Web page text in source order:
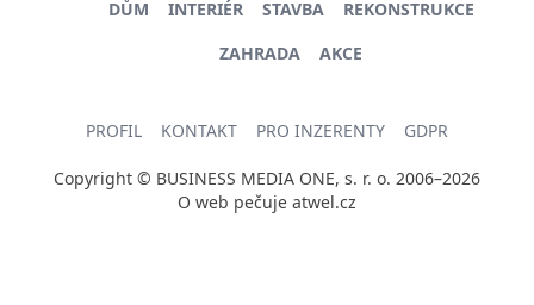
DŮM INTERIÉR STAVBA
REKONSTRUKCE
ZAHRADA
AKCE
PROFIL KONTAKT PRO INZERENTY GDPR
Copyright © BUSINESS MEDIA ONE, s. r. o. 2006–2026